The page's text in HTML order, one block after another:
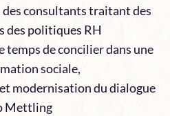
des consultants traitant des
des politiques RH
de concilier dans une
sociale,
modernisation du dialogue
Mettling